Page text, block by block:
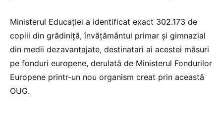
Ministerul Educației a identificat exact 302.173 de
copiii din grădiniță, învățământul primar și gimnazial
din medii dezavantajate, destinatari ai acestei măsuri
pe fonduri europene, derulată de Ministerul Fondurilor
Europene printr-un nou organism creat prin această
OUG.